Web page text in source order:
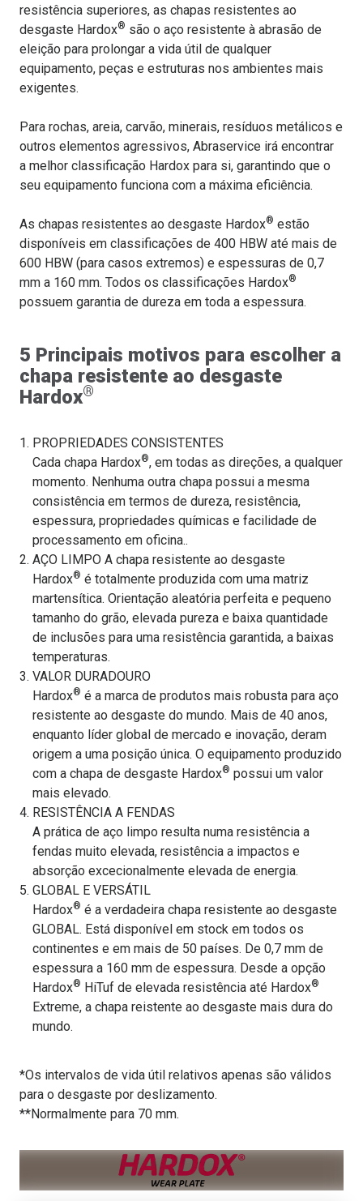
resistência superiores, as chapas resistentes ao
desgaste Hardox® são o aço resistente à abrasão de
eleição para prolongar a vida útil de qualquer
equipamento, peças e estruturas nos ambientes mais
exigentes.
Para rochas, areia, carvão, minerais, resíduos metálicos e
outros elementos agressivos, Abraservice irá encontrar
a melhor classificação Hardox para si, garantindo que o
seu equipamento funciona com a máxima eficiência.
As chapas resistentes ao desgaste Hardox® estão
disponíveis em classificações de 400 HBW até mais de
600 HBW (para casos extremos) e espessuras de 0,7
mm a 160 mm. Todos os classificações Hardox®
possuem garantia de dureza em toda a espessura.
5 Principais motivos para escolher a
chapa resistente ao desgaste
Hardox®
PROPRIEDADES CONSISTENTES
Cada chapa Hardox®, em todas as direções, a qualquer
momento. Nenhuma outra chapa possui a mesma
consistência em termos de dureza, resistência,
espessura, propriedades químicas e facilidade de
processamento em oficina..
AÇO LIMPO A chapa resistente ao desgaste
Hardox® é totalmente produzida com uma matriz
martensítica. Orientação aleatória perfeita e pequeno
tamanho do grão, elevada pureza e baixa quantidade
de inclusões para uma resistência garantida, a baixas
temperaturas.
VALOR DURADOURO
Hardox® é a marca de produtos mais robusta para aço
resistente ao desgaste do mundo. Mais de 40 anos,
enquanto líder global de mercado e inovação, deram
origem a uma posição única. O equipamento produzido
com a chapa de desgaste Hardox® possui um valor
mais elevado.
RESISTÊNCIA A FENDAS
A prática de aço limpo resulta numa resistência a
fendas muito elevada, resistência a impactos e
absorção excecionalmente elevada de energia.
GLOBAL E VERSÁTIL
Hardox® é a verdadeira chapa resistente ao desgaste
GLOBAL. Está disponível em stock em todos os
continentes e em mais de 50 países. De 0,7 mm de
espessura a 160 mm de espessura. Desde a opção
Hardox® HiTuf de elevada resistência até Hardox®
Extreme, a chapa reistente ao desgaste mais dura do
mundo.
*Os intervalos de vida útil relativos apenas são válidos
para o desgaste por deslizamento.
**Normalmente para 70 mm.